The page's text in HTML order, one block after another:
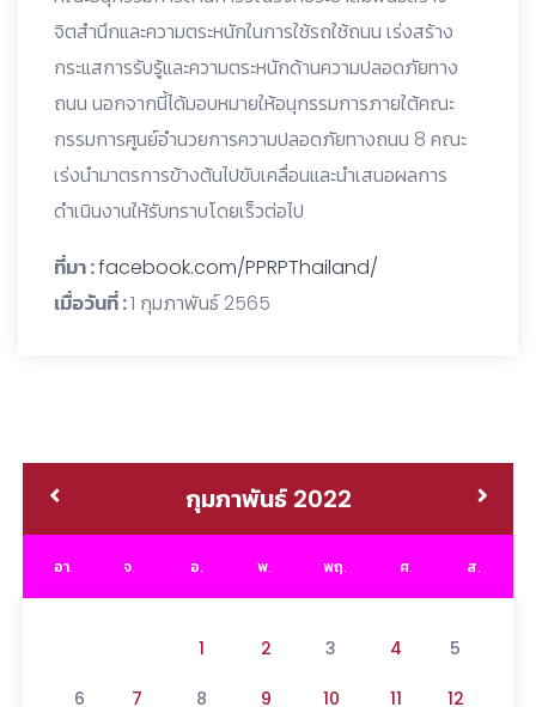
จิตสำนึกและความตระหนักในการใช้รถใช้ถนน เร่งสร้าง
กระแสการรับรู้และความตระหนักด้านความปลอดภัยทาง
ถนน นอกจากนี้ได้มอบหมายให้อนุกรรมการภายใต้คณะ
กรรมการศูนย์อำนวยการความปลอดภัยทางถนน 8 คณะ
เร่งนำมาตรการข้างต้นไปขับเคลื่อนและนำเสนอผลการ
ดำเนินงานให้รับทราบโดยเร็วต่อไป
ที่มา :facebook.com/PPRPThailand/
เมื่อวันที่ :1 กุมภาพันธ์ 2565
กุมภาพันธ์ 2022
อา. จ. อ. พ. พฤ. ศ. ส.
1 2 3 4 5
6 7 8 9 10 11 12